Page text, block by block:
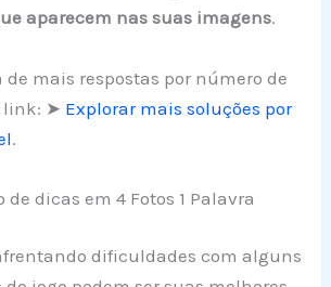
aparecem nas suas imagens.
de mais respostas por número de
link: ➤ Explorar mais soluções por
.
dicas em 4 Fotos 1 Palavra
dificuldades com alguns